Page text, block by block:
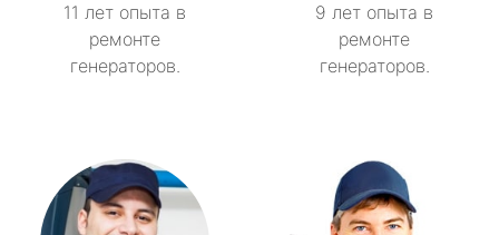
11 лет опыта в
ремонте
генераторов.
9 лет опыта в
ремонте
генераторов.